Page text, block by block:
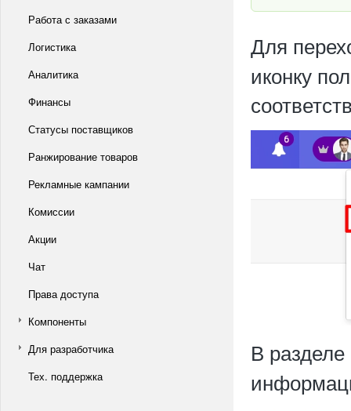
Работа с заказами
Логистика
Аналитика
Финансы
Статусы поставщиков
Ранжирование товаров
Рекламные кампании
Комиссии
Акции
Чат
Права доступа
Компоненты
Для разработчика
Тех. поддержка
Для
иконку
В разделе